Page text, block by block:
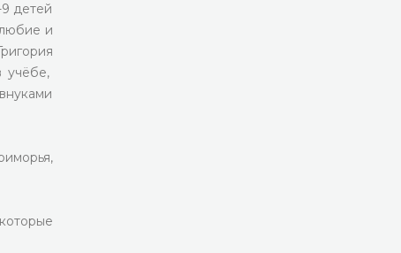
детей
и
учёбе,